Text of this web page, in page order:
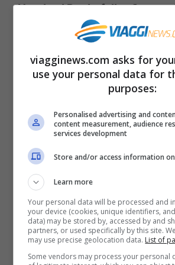
Natale al Rockefeller Center.
segnarsi sul calendario
la tanto attesa cerimonia.
e anche i personaggi famosi
accorreranno per partecipare
all’accensione dell’albero di
Rockefeller Center di New
famosi che si esibiranno
l’accensione. Negli anni
visto salire sul palco del
anche Andrea Bocelli o
viagginews.com asks for
use your personal data for
purposes:
Personalised advertising and
content measurement, audience
services development
Store and/or access information
Learn more
Your personal data will be processed and
your device (cookies, unique identifiers,
data) may be stored by, accessed by and
partners, or used specifically by this site.
may use precise geolocation data. List of
Some vendors may process your personal